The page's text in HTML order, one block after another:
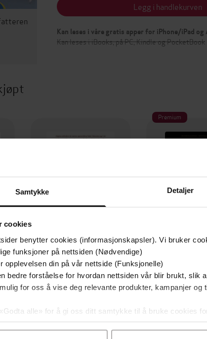
Samtykke Detaljer
cookies
benytter cookies (informasjonskapsler). Vi bruker
funksjoner på nettsiden (Nødvendige)
opplevelsen din på vår nettside (Funksjonelle)
bedre forståelse for hvordan nettsiden vår blir brukt, slik
for oss å vise deg relevante produkter, kampanjer og
alle» for å gi oss ditt samtykke til å bruke cookies
til spesifikke formål ved å klikke på «Tilpass». Du kan
Legg i handlekurven
Kan leses i våre gratis apper for iPhone/iPad
Kan leses i iBooks, på PC, Kindle og PocketBook
249,-
Sapiens
Yuval Noah Harari
Premium
Syv korte
Carlo